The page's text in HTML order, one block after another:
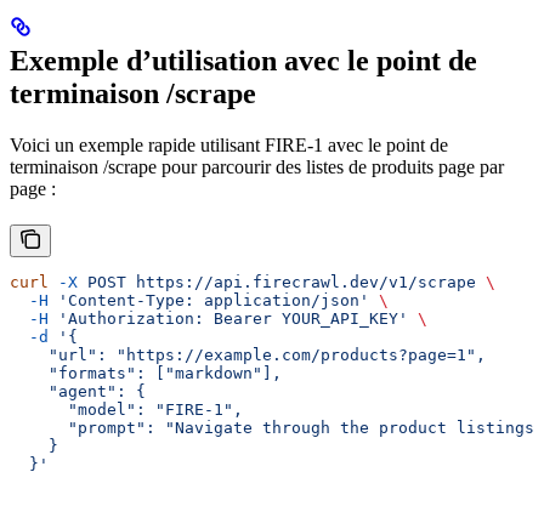
Exemple d’utilisation avec le point de
terminaison /scrape
Voici un exemple rapide utilisant FIRE-1 avec le point de
terminaison /scrape pour parcourir des listes de produits page par
page :
curl -X POST https://api.firecrawl.dev/v1/scrape \
  -H
'Content-Type: application/json'
\
  -H
'Authorization: Bearer YOUR_API_KEY'
\
  -d
'{
    "url": "https://example.com/products?page=1",
    "formats": ["markdown"],
    "agent": {
      "model": "FIRE-1",
"prompt": "Navigate through the product listings
    }
  }'